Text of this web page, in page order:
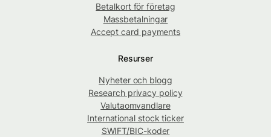
Betalkort för företag
Massbetalningar
Accept card payments
Resurser
Nyheter och blogg
Research privacy policy
Valutaomvandlare
International stock ticker
SWIFT/BIC-koder